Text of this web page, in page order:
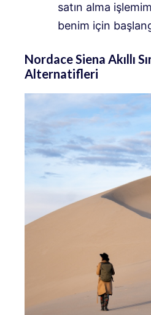
satın alma
benim için
Nordace Siena Akıllı
Alternatifleri